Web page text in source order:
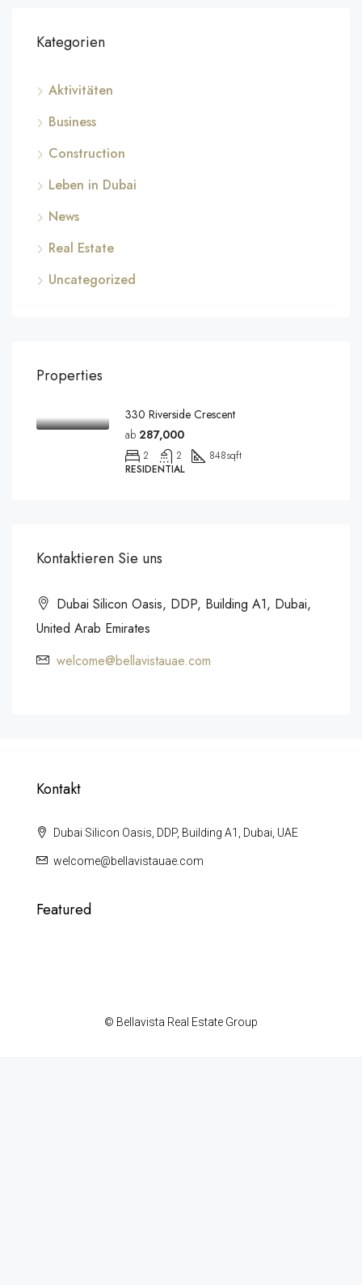
Kategorien
Aktivitäten
Business
Construction
Leben in Dubai
News
Real Estate
Uncategorized
Properties
330 Riverside Crescent
ab 287,000
2 2 848sqft
RESIDENTIAL
Kontaktieren Sie uns
Dubai Silicon Oasis, DDP, Building A1, Dubai,
United Arab Emirates
welcome@bellavistauae.com
Kontakt
Dubai Silicon Oasis, DDP, Building A1, Dubai, UAE
welcome@bellavistauae.com
Featured
© Bellavista Real Estate Group